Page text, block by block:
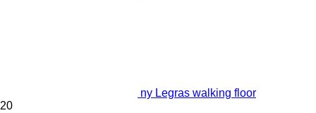
ny Legras walking floor
20